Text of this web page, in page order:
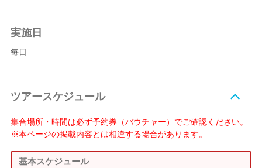
実施日
毎日
ツアースケジュール
集合場所・時間は必ず予約券（バウチャー）でご確認ください。
※本ページの掲載内容とは相違する場合があります。
基本スケジュール